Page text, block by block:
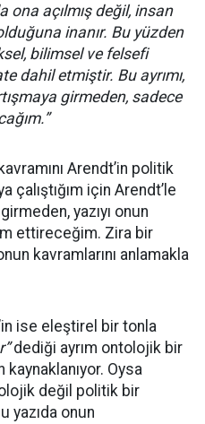
açılmış değil, insan
inanır. Bu yüzden
bilimsel ve felsefi
dahil etmiştir. Bu ayrımı,
girmeden, sadece
Arendt’in politik
çalıştığım için Arendt’le
yazıyı onun
ettireceğim. Zira bir
kavramlarını anlamakla
ise eleştirel bir tonla
dediği ayrım ontolojik bir
kaynaklanıyor. Oysa
değil politik bir
yazıda onun